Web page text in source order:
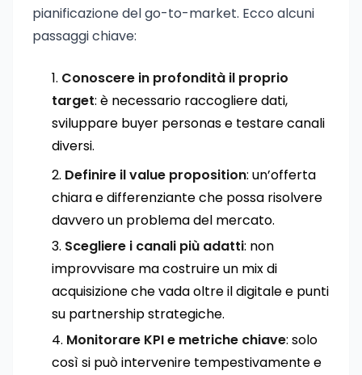
pianificazione del go-to-market. Ecco alcuni
passaggi chiave:
Conoscere in profondità il proprio
target: è necessario raccogliere dati,
sviluppare buyer personas e testare canali
diversi.
Definire il value proposition: un’offerta
chiara e differenziante che possa risolvere
davvero un problema del mercato.
Scegliere i canali più adatti: non
improvvisare ma costruire un mix di
acquisizione che vada oltre il digitale e punti
su partnership strategiche.
Monitorare KPI e metriche chiave: solo
così si può intervenire tempestivamente e